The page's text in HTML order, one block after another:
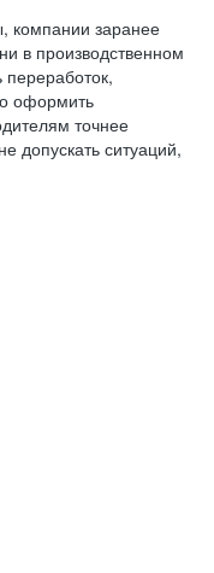
компании заранее
в производственном
оформить
точнее
допускать ситуаций,